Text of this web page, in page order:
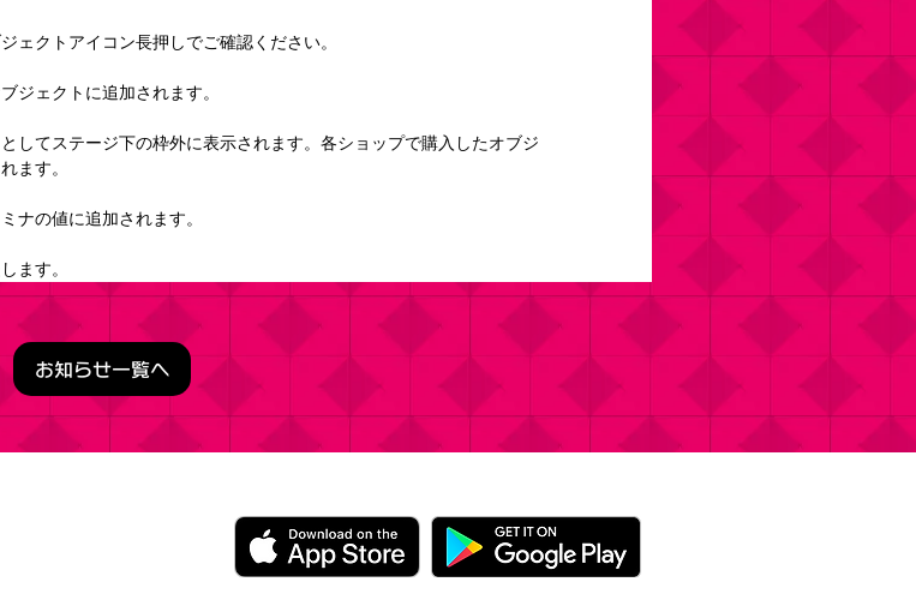
ェクトアイコン長押しでご確認ください。
ジェクトに追加されます。
してステージ下の枠外に表示されます。各ショップで購入したオブジ
ます。
ナの値に追加されます。
ます。
お知らせ一覧へ